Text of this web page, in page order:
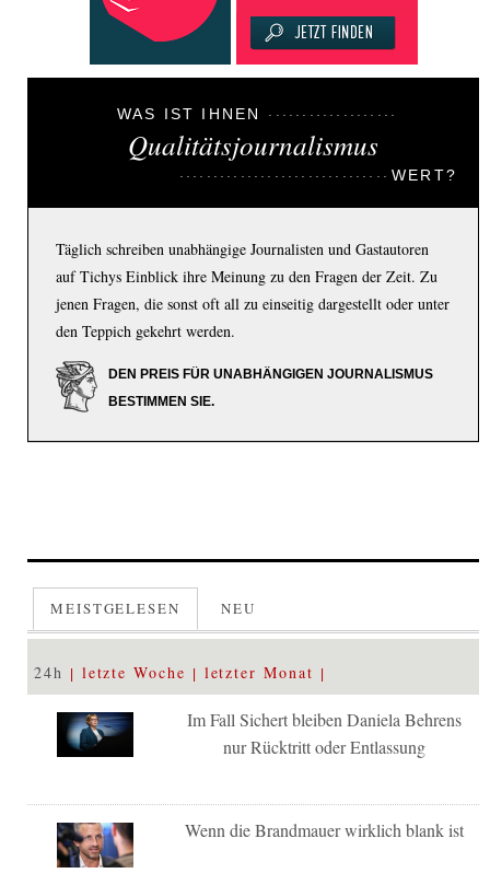
WAS IST IHNEN
Qualitätsjournalismus
WERT?
Täglich schreiben unabhängige Journalisten und Gastautoren
auf Tichys Einblick ihre Meinung zu den Fragen der Zeit. Zu
jenen Fragen, die sonst oft all zu einseitig dargestellt oder unter
den Teppich gekehrt werden.
DEN PREIS FÜR UNABHÄNGIGEN JOURNALISMUS
BESTIMMEN SIE.
MEISTGELESEN NEU
24h letzte Woche letzter Monat
Im Fall Sichert bleiben Daniela Behrens
nur Rücktritt oder Entlassung
Wenn die Brandmauer wirklich blank ist